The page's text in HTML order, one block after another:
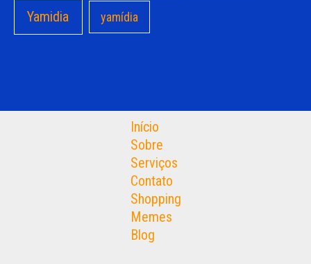
Yamidia yamídia
Início
Sobre
Serviços
Contato
Shopping
Memes
Blog